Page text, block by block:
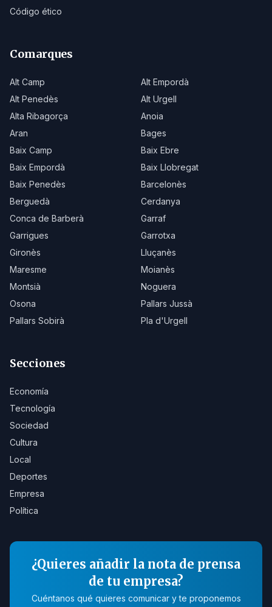
Código ético
Comarques
Alt Camp
Alt Empordà
Alt Penedès
Alt Urgell
Alta Ribagorça
Anoia
Aran
Bages
Baix Camp
Baix Ebre
Baix Empordà
Baix Llobregat
Baix Penedès
Barcelonès
Berguedà
Cerdanya
Conca de Barberà
Garraf
Garrigues
Garrotxa
Gironès
Lluçanès
Maresme
Moianès
Montsià
Noguera
Osona
Pallars Jussà
Pallars Sobirà
Pla d'Urgell
Secciones
Economía
Tecnología
Sociedad
Cultura
Local
Deportes
Empresa
Política
¿Quieres añadir la nota de prensa
de tu empresa?
Cuéntanos qué quieres comunicar y te proponemos